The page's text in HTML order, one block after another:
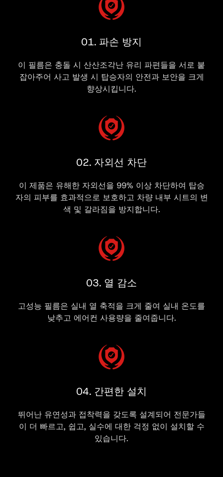
01. 파손 방지
이 필름은 충돌 시 산산조각난 유리 파편들을 서로 붙
잡아주어 사고 발생 시 탑승자의 안전과 보안을 크게
향상시킵니다.
02. 자외선 차단
이 제품은 유해한 자외선을 99% 이상 차단하여 탑승
자의 피부를 효과적으로 보호하고 차량 내부 시트의 변
색 및 갈라짐을 방지합니다.
03. 열 감소
고성능 필름은 실내 열 축적을 크게 줄여 실내 온도를
낮추고 에어컨 사용량을 줄여줍니다.
04. 간편한 설치
뛰어난 유연성과 접착력을 갖도록 설계되어 전문가들
이 더 빠르고, 쉽고, 실수에 대한 걱정 없이 설치할 수
있습니다.